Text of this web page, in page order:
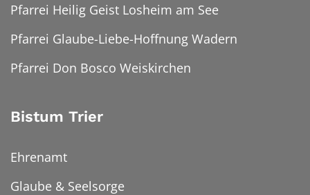
Pfarrei Heilig Geist Losheim am See
Pfarrei Glaube-Liebe-Hoffnung Wadern
Pfarrei Don Bosco Weiskirchen
Bistum Trier
Ehrenamt
Glaube & Seelsorge